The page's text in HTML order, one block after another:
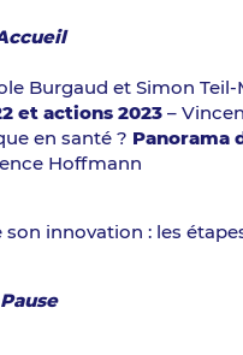
Burgaud et Simon Teil-
et actions 2023 –
en santé ? Panorama
Hoffmann
son innovation : les